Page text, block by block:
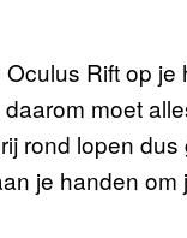
Rift op
moet
rond lopen
je handen om